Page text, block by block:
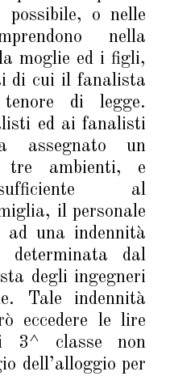
o nelle
nella
moglie ed i figli,
di cui il fanalista
di legge.
ed ai fanalisti
assegnato un
tre ambienti, e
al
il personale
una indennità
determinata dal
degli ingegneri
Tale indennità
eccedere le lire
3^ classe non
dell’alloggio per